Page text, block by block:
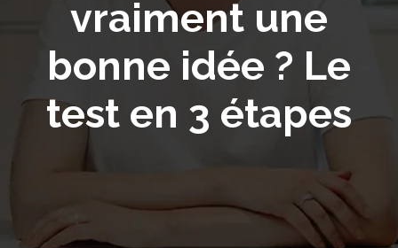
vraiment une
bonne idée ? Le
test en 3 étapes